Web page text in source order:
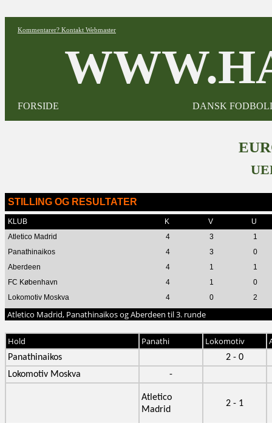
Kommentarer? Kontakt Webmaster
FORSIDE DANSK
STILLING OG RESULTATER
KLUB K V
U
Atletico Madrid
4 3
1
Panathinaikos
4 3
0
Aberdeen
4 1
1
FC København
4 1
0
Lokomotiv Moskva
4 0 2
Atletico Madrid, Panathinaikos og Aberdeen til 3. runde
Hold Panathi Lokomotiv
Panathinaikos
2 - 0
Lokomotiv Moskva
-
Atletico
Madrid
2 - 1